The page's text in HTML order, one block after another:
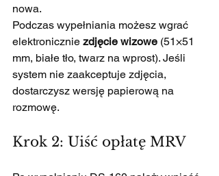
nowa.
Podczas wypełniania możesz wgrać
elektronicznie zdjęcie wizowe (51×51
mm, białe tło, twarz na wprost). Jeśli
system nie zaakceptuje zdjęcia,
dostarczysz wersję papierową na
rozmowę.
Krok 2: Uiść opłatę MRV